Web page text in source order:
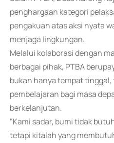
penghargaan kategori
pengakuan atas aksi nyata
menjaga lingkungan.
Melalui kolaborasi dengan
berbagai pihak, PTBA
bukan hanya tempat
pembelajaran bagi masa
berkelanjutan.
"Kami sadar, bumi tidak
tetapi kitalah yang